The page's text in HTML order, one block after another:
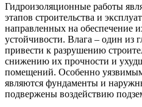
Гидроизоляционные работы
этапов строительства и
направленных на обеспечение
устойчивости. Влага – один из
привести к разрушению
снижению их прочности и
помещений. Особенно
являются фундаменты и
подвержены воздействию